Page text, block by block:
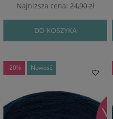
Najniższa cena:24,90 zł
DO KOSZYKA
-20% Nowość